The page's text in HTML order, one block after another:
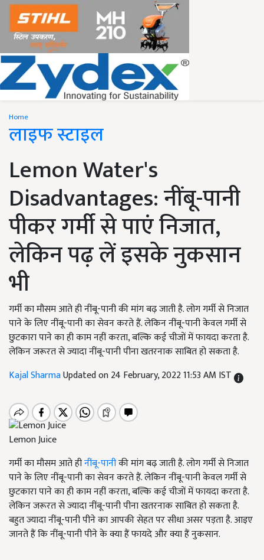
Home
लाइफ स्टाइल
Lemon Water's
Disadvantages: नींबू-पानी
पीकर गर्मी से पाएं निजात,
लेकिन पढ़ लें इसके नुकसान
भी
गर्मी का मौसम आते ही नींबू-पानी की मांग बढ़ जाती है. लोग गर्मी से निजात
पाने के लिए नींबू-पानी का सेवन करते हैं. लेकिन नींबू-पानी केवल गर्मी से
छुटकारा पाने का ही काम नहीं करता, बल्कि कई चीजों में फायदा करता है.
लेकिन जरूरत से ज्यादा नींबू-पानी पीना खतरनाक साबित हो सकता है.
Kajal SharmaUpdated on 24 February, 2022 11:53 AM IST
Lemon Juice
गर्मी का मौसम आते हीनींबू-पानीकी मांग बढ़ जाती है. लोग गर्मी से निजात
पाने के लिए नींबू-पानी का सेवन करते हैं. लेकिन नींबू-पानी केवल गर्मी से
छुटकारा पाने का ही काम नहीं करता, बल्कि कई चीजों में फायदा करता है.
लेकिन जरूरत से ज्यादा नींबू-पानी पीना खतरनाक साबित हो सकता है.
बहुत ज्यादा नींबू-पानी पीने का आपकी सेहत पर सीधा असर पड़ता है. आइए
जानते हैं कि नींबू-पानी पीने के क्या हैं फायदे और क्या हैं नुकसान.